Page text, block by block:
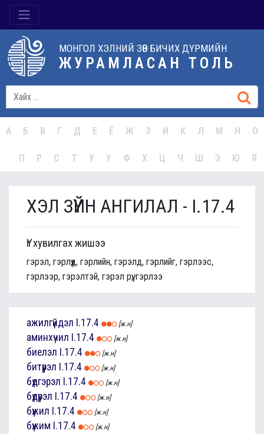
МОНГОЛ ХЭЛНИЙ ЗӨВ БИЧИХ ДҮРМИЙН
ЖУРАМЛАСАН ТОЛЬ
А Б В Г Д Е Ё Ж З И К Л М Н О
П Р С Т У Ү Ф Х Ц Ч Ш Э Ю Я
ХЭЛ ЗҮЙН АНГИЛАЛ - I.17.4
Үг хувилгах жишээ
гэрэл, гэрлүүд, гэрлийн, гэрэлд, гэрлийг, гэрлээс,
гэрлээр, гэрэлтэй, гэрэл рүү, гэрлээ
ажилгүйдэл I.17.4 [ж.н]
аминхүчил I.17.4 [ж.н]
биелэл I.17.4 [ж.н]
битүүрэл I.17.4 [ж.н]
бүдгэрэл I.17.4 [ж.н]
бүдүүрэл I.17.4 [ж.н]
бүжил I.17.4 [ж.н]
бүжим I.17.4 [ж.н]